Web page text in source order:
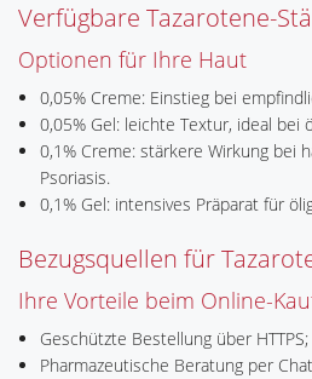
Verfügbare Tazarotene-
Optionen für Ihre Haut
0,05% Creme: Einstieg bei
0,05% Gel: leichte Textur, ideal bei
0,1% Creme: stärkere Wirkung bei
Psoriasis.
0,1% Gel: intensives Präparat für
Bezugsquellen für
Ihre Vorteile beim Online-
Geschützte Bestellung über HTTPS;
Pharmazeutische Beratung per